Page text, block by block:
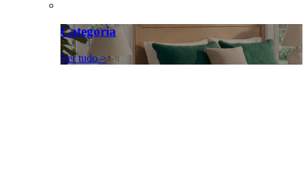
Categoria
Ver tudo >